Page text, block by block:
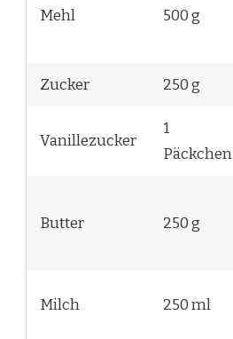
Mehl 500 g
Zucker 250 g
Vanillezucker
1
Päckchen
Butter 250 g
Milch 250 ml